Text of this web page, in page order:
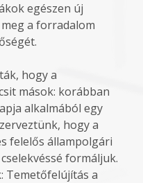
egészen új
a forradalom
hogy a
mások: korábban
alkalmából egy
hogy a
felelős állampolgári
formáljuk.
Temetőfelújítás a